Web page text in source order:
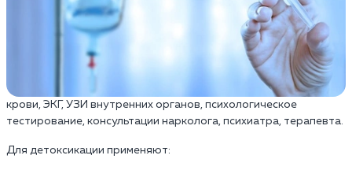
крови, ЭКГ, УЗИ внутренних органов, психологическое
тестирование, консультации нарколога, психиатра, терапевта.
Для детоксикации применяют: